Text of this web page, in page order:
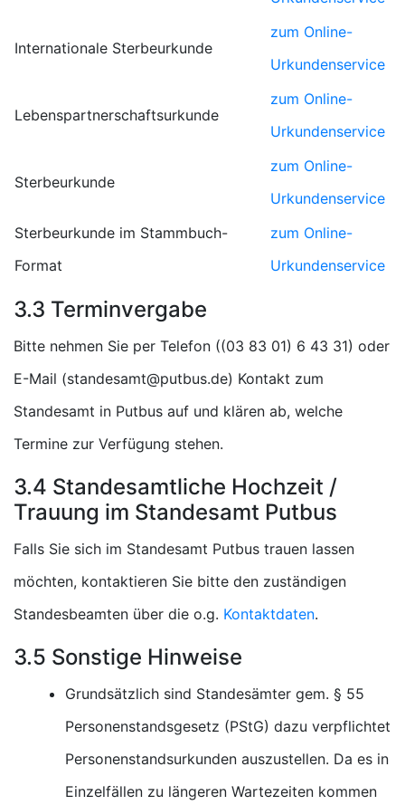
Internationale Sterbeurkunde
zum Online-
Urkundenservice
Lebenspartnerschaftsurkunde
zum Online-
Urkundenservice
Sterbeurkunde
zum Online-
Urkundenservice
Sterbeurkunde im Stammbuch-
Format
zum Online-
Urkundenservice
3.3 Terminvergabe
Bitte nehmen Sie per Telefon (
) oder
E-Mail (
) Kontakt zum
Standesamt in Putbus auf und klären ab, welche
Termine zur Verfügung stehen.
3.4 Standesamtliche Hochzeit /
Trauung im Standesamt Putbus
Falls Sie sich im Standesamt Putbus trauen lassen
möchten, kontaktieren Sie bitte den zuständigen
Standesbeamten über die o.g. Kontaktdaten.
3.5 Sonstige Hinweise
Grundsätzlich sind Standesämter gem. § 55
Personenstandsgesetz (PStG) dazu verpflichtet
Personenstandsurkunden auszustellen. Da es in
Einzelfällen zu längeren Wartezeiten kommen